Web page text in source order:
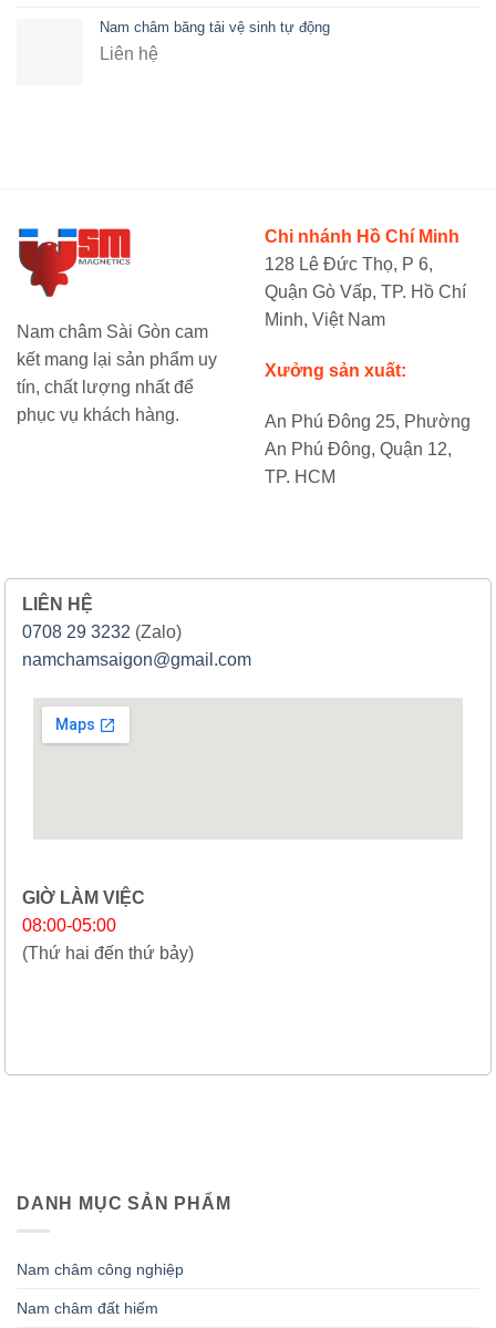
Nam châm băng tải vệ sinh tự động
Liên hệ
Nam châm Sài Gòn cam
kết mang lại sản phẩm uy
tín, chất lượng nhất để
phục vụ khách hàng.
Chi nhánh Hồ Chí Minh
128 Lê Đức Thọ, P 6,
Quận Gò Vấp, TP. Hồ Chí
Minh, Việt Nam
Xưởng sản xuất:
An Phú Đông 25, Phường
An Phú Đông, Quận 12,
TP. HCM
LIÊN HỆ
0708 29 3232 (Zalo)
namchamsaigon@gmail.com
GIỜ LÀM VIỆC
08:00-05:00
(Thứ hai đến thứ bảy)
DANH MỤC SẢN PHẨM
Nam châm công nghiệp
Nam châm đất hiếm